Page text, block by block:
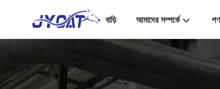
বাড়ি আমাদের সম্পর্কে